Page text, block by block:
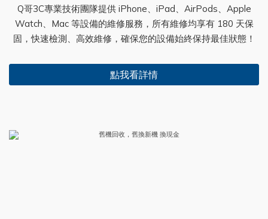
Q哥3C專業技術團隊提供 iPhone、iPad、AirPods、Apple
Watch、Mac 等設備的維修服務，所有維修均享有 180 天保
固，快速檢測、高效維修，確保您的設備始終保持最佳狀態！
點我看詳情